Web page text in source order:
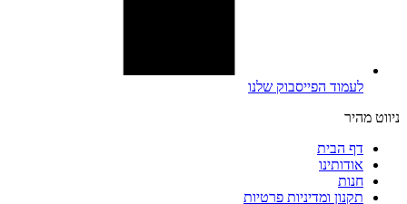
לעמוד הפייסבוק שלנו
ניווט מהיר
דף הבית
אודותינו
חנות
תקנון ומדיניות פרטיות